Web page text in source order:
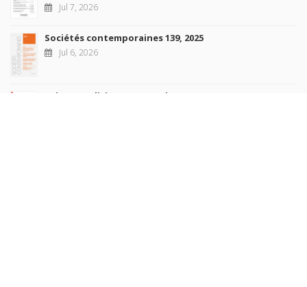
Jul 7, 2026
Sociétés contemporaines 139, 2025
Jul 6, 2026
Raisons politiques 102, mai 2026